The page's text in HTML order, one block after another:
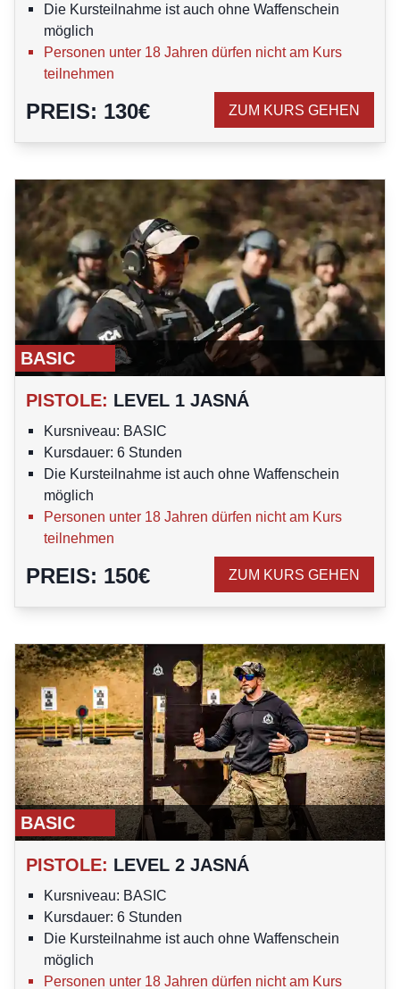
Die Kursteilnahme ist auch ohne Waffenschein
möglich
Personen unter 18 Jahren dürfen nicht am Kurs
teilnehmen
PREIS: 130€ ZUM KURS GEHEN
BASIC
PISTOLE: LEVEL 1 JASNÁ
Kursniveau: BASIC
Kursdauer: 6 Stunden
Die Kursteilnahme ist auch ohne Waffenschein
möglich
Personen unter 18 Jahren dürfen nicht am Kurs
teilnehmen
PREIS: 150€ ZUM KURS GEHEN
BASIC
PISTOLE: LEVEL 2 JASNÁ
Kursniveau: BASIC
Kursdauer: 6 Stunden
Die Kursteilnahme ist auch ohne Waffenschein
möglich
Personen unter 18 Jahren dürfen nicht am Kurs